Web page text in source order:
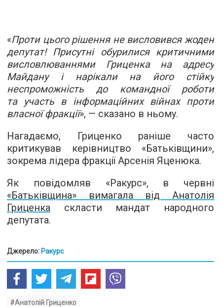
«Проти цього рішення не висловився жоден
депутат! Присутні обурилися критичними
висловлюваннями Гриценка на адресу
Майдану і нарікали на його стійку
неспроможність до командної роботи
та участь в інформаційних війнах проти
власної фракції», — сказано в ньому.
Нагадаємо, Гриценко раніше часто
критикував керівництво «Батьківщини»,
зокрема лідера фракції Арсенія Яценюка.
Як повідомляв «Ракурс», в червні
«Батьківщина» вимагала від Анатолія
Гриценка скласти мандат народного
депутата.
Джерело: Ракурс
#Анатолій Гриценко